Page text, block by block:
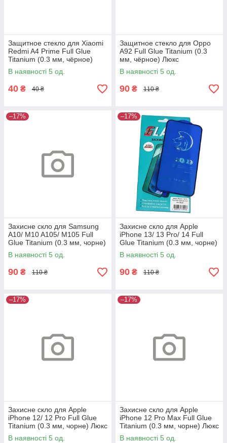
Защитное стекло для Xiaomi
Redmi A4 Prime Full Glue
Titanium (0.3 мм, чёрное)
Люкс
В наявності 5 од.
40 ₴ 40 ₴
Защитное стекло для Oppo
A92 Full Glue Titanium (0.3
мм, чёрное) Люкс
В наявності 5 од.
90 ₴ 110 ₴
–17%
Захисне скло для Samsung
A10/ M10 A105/ M105 Full
Glue Titanium (0.3 мм, чорне)
Люкс
В наявності 5 од.
90 ₴ 110 ₴
–17%
Захисне скло для Apple
iPhone 13/ 13 Pro/ 14 Full
Glue Titanium (0.3 мм, чорне)
Люкс
В наявності 5 од.
90 ₴ 110 ₴
–17%
Захисне скло для Apple
iPhone 12/ 12 Pro Full Glue
Titanium (0.3 мм, чорне) Люкс
В наявності 5 од.
–17%
Захисне скло для Apple
iPhone 12 Pro Max Full Glue
Titanium (0.3 мм, чорне) Люкс
В наявності 5 од.